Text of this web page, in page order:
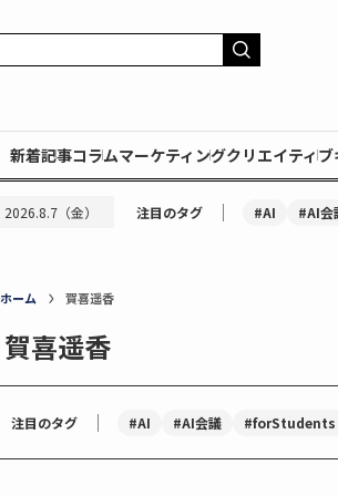
新着記事コラムマーケティングクリエイティブ
2026.8.7（金） 注目のタグ ｜ #AI #AI会
ホーム 賀喜遥香
賀喜遥香
注目のタグ ｜ #AI #AI会議 #forStudents